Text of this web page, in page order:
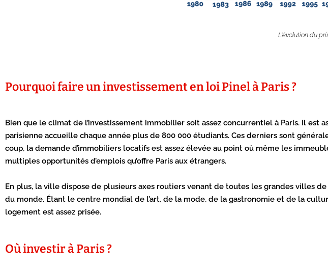
L'évolution du
Pourquoi faire un investissement en loi Pinel à Paris ?
Bien que le climat de l’investissement immobilier soit assez concurrentiel à Paris. Il
parisienne accueille chaque année plus de 800 000 étudiants. Ces derniers sont
coup, la demande d’immobiliers locatifs est assez élevée au point où même les
multiples opportunités d’emplois qu’offre Paris aux étrangers.
En plus, la ville dispose de plusieurs axes routiers venant de toutes les grandes villes
du monde. Étant le centre mondial de l’art, de la mode, de la gastronomie et de la
logement est assez prisée.
Où investir à Paris ?